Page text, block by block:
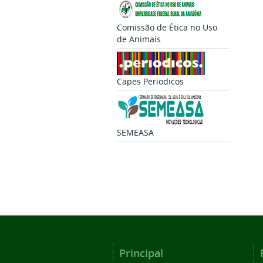
Comissão de Ética no Uso
de Animais
Capes Periodicos
SEMEASA
Principal